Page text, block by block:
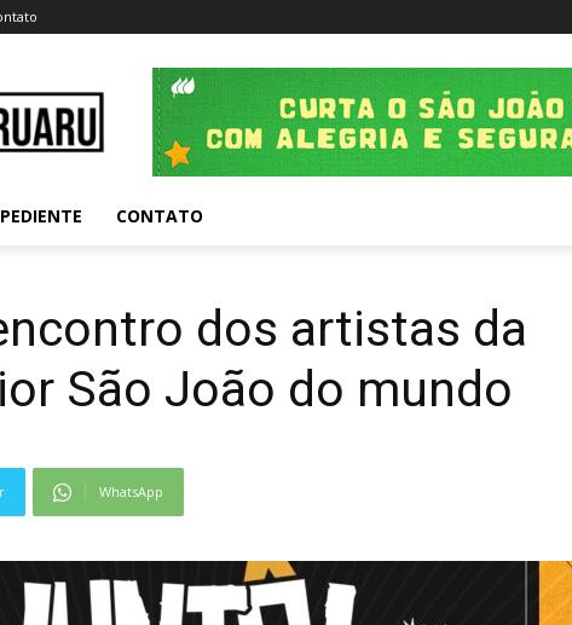
CONTATO
dos artistas da
São João do mundo
WhatsApp